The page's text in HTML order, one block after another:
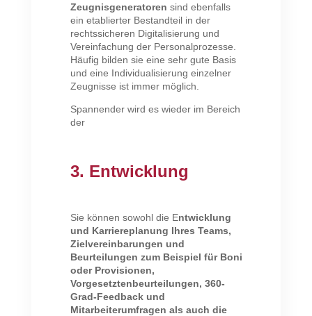
Zeugnisgeneratoren sind ebenfalls
ein etablierter Bestandteil in der
rechtssicheren Digitalisierung und
Vereinfachung der Personalprozesse.
Häufig bilden sie eine sehr gute Basis
und eine Individualisierung einzelner
Zeugnisse ist immer möglich.
Spannender wird es wieder im Bereich
der
3. Entwicklung
Sie können sowohl die Entwicklung
und Karriereplanung Ihres Teams,
Zielvereinbarungen und
Beurteilungen zum Beispiel für Boni
oder Provisionen,
Vorgesetztenbeurteilungen, 360-
Grad-Feedback und
Mitarbeiterumfragen als auch die